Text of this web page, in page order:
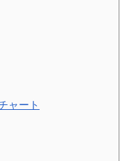
ャート